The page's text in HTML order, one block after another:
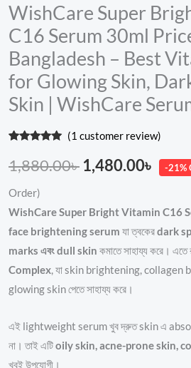
WishCare Super
C16 Serum 30ml
Bangladesh – Best
for Glowing Skin,
Skin | WishCare
out of 5
based on
rating
(1 customer review)
1,880.00৳ 1,480.00৳ -21%
Order)
WishCare Super Bright Vitamin C16
face brightening serum যা ত্বকেরdark
marks এবং dull skin কমাতে সাহায্য করে। এতে
Complex, যা skin brightening, collagen
glowing skin পেতে সাহায্য করে।
এই lightweight serum খুব দ্রুত skin এ
না। তাই এটিoily skin, acne-prone skin,
খুবই উপযোগী।
WishCare
Serum
BD
quantity